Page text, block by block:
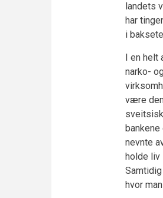
landets
har
i
I en helt
narko-
være
nevnte
holde liv
hvor